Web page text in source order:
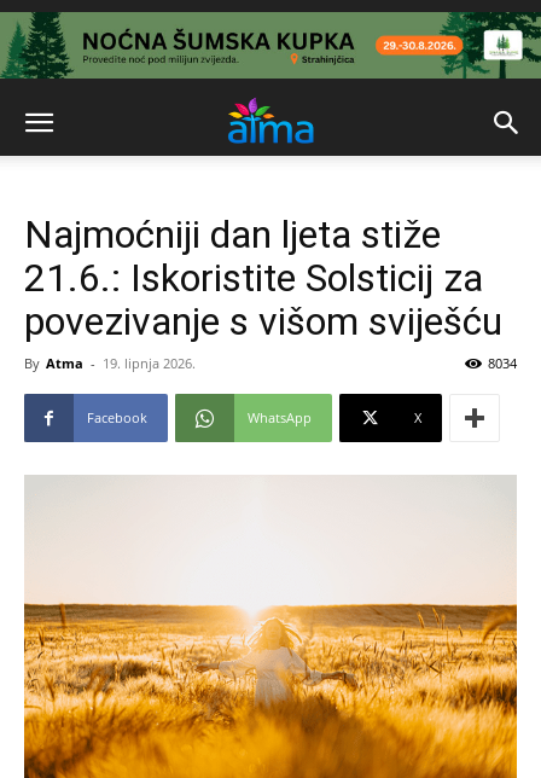
Najmoćniji dan ljeta stiže
21.6.: Iskoristite Solsticij za
povezivanje s višom sviješću
By Atma - 19. lipnja 2026. 8034
Facebook WhatsApp X